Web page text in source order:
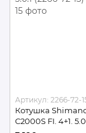
Артикул: 2266-72-
Котушка
C2000S FI. 4+1.